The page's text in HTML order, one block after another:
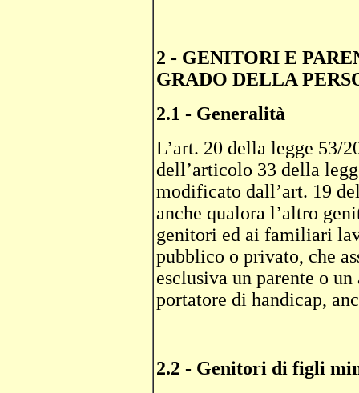
2 - GENITORI E
GRADO DELLA
2.1 - Generalità
L’art. 20 della legge 53/
dell’articolo 33 della
modificato dall’art. 19
anche qualora l’altro
genitori ed ai familiari
pubblico o privato, che
esclusiva un parente o
portatore di handicap,
2.2 - Genitori di figli